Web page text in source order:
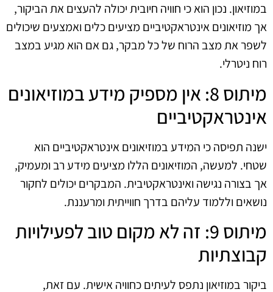
במוזיאון. נכון הוא כי חוויה חיובית יכולה להעצים את הביקור,
אך מוזיאונים אינטראקטיביים מציעים כלים ואמצעים שיכולים
לשפר את מצב הרוח של כל מבקר, גם אם הוא מגיע במצב
רוח ניטרלי.
מיתוס 8: אין מספיק מידע במוזיאונים
אינטראקטיביים
ישנה תפיסה כי המידע במוזיאונים אינטראקטיביים הוא
שטחי. למעשה, המוזיאונים הללו מציעים מידע רב ומעמיק,
אך בצורה נגישה ואינטראקטיבית. המבקרים יכולים לחקור
נושאים וללמוד עליהם בדרך חווייתית ומרעננת.
מיתוס 9: זה לא מקום טוב לפעילויות
קבוצתיות
ביקור במוזיאון נתפס לעיתים כחוויה אישית. עם זאת,